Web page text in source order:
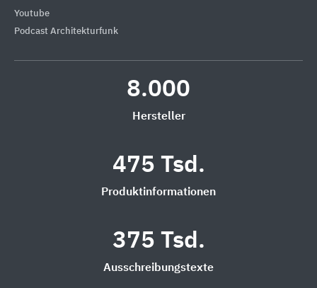
Youtube
Podcast Architekturfunk
8.000
Hersteller
475 Tsd.
Produktinformationen
375 Tsd.
Ausschreibungstexte